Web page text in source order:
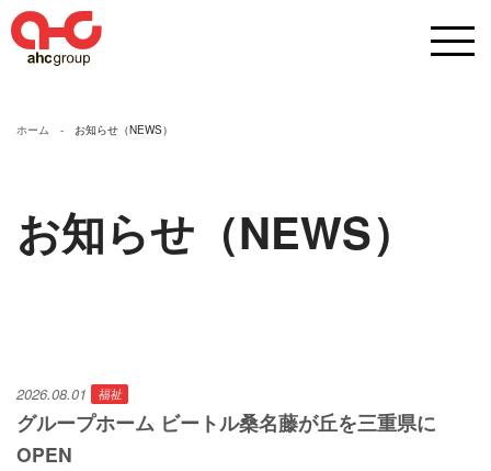
ホーム お知らせ（NEWS）
お知らせ（NEWS）
2026.08.01 福祉
グループホーム ビートル桑名藤が丘を三重県に
OPEN